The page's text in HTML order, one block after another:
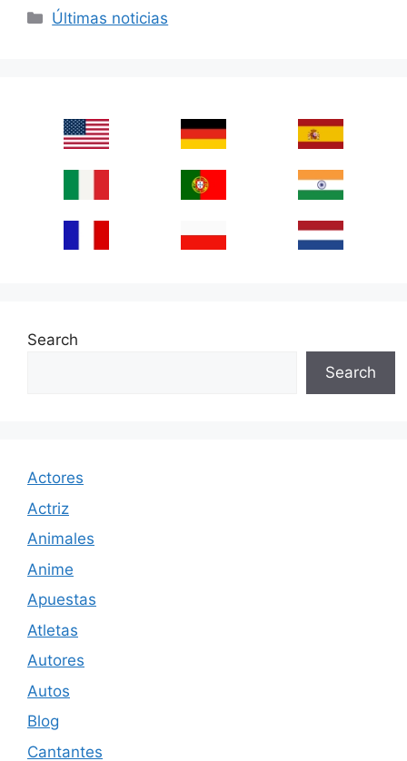
Categories
Últimas noticias
Search
Search
Actores
Actriz
Animales
Anime
Apuestas
Atletas
Autores
Autos
Blog
Cantantes